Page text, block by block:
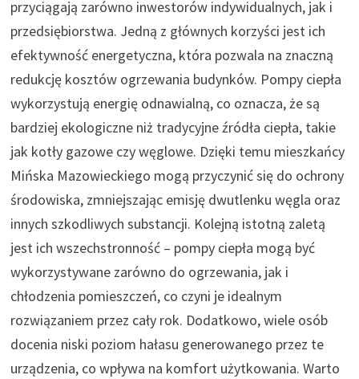
przyciągają zarówno inwestorów indywidualnych, jak i
przedsiębiorstwa. Jedną z głównych korzyści jest ich
efektywność energetyczna, która pozwala na znaczną
redukcję kosztów ogrzewania budynków. Pompy ciepła
wykorzystują energię odnawialną, co oznacza, że są
bardziej ekologiczne niż tradycyjne źródła ciepła, takie
jak kotły gazowe czy węglowe. Dzięki temu mieszkańcy
Mińska Mazowieckiego mogą przyczynić się do ochrony
środowiska, zmniejszając emisję dwutlenku węgla oraz
innych szkodliwych substancji. Kolejną istotną zaletą
jest ich wszechstronność – pompy ciepła mogą być
wykorzystywane zarówno do ogrzewania, jak i
chłodzenia pomieszczeń, co czyni je idealnym
rozwiązaniem przez cały rok. Dodatkowo, wiele osób
docenia niski poziom hałasu generowanego przez te
urządzenia, co wpływa na komfort użytkowania. Warto